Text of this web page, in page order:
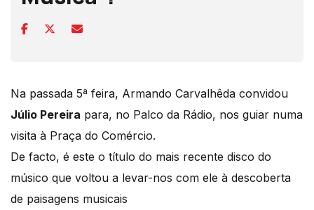
Na passada 5ª feira, Armando Carvalhêda convidou
Júlio Pereira para, no Palco da Rádio, nos guiar numa
visita à Praça do Comércio.
De facto, é este o título do mais recente disco do
músico que voltou a levar-nos com ele à descoberta
de paisagens musicais